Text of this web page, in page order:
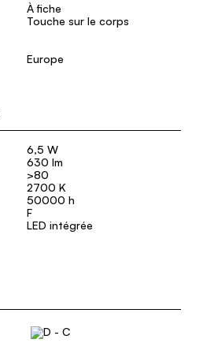
À fiche
Touche sur le corps
Europe
6,5 W
630 lm
>80
2700 K
50000 h
F
LED intégrée